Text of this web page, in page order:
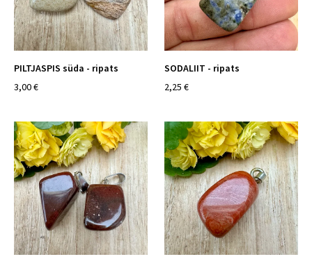
PILTJASPIS süda - ripats
3,00 €
SODALIIT - ripats
2,25 €